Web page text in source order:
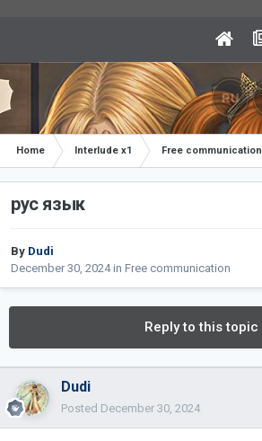
Home Interlude x1 Free communication
рус язык
By Dudi
December 30, 2024in Free communication
Reply to this topic
Dudi
Posted December 30, 2024